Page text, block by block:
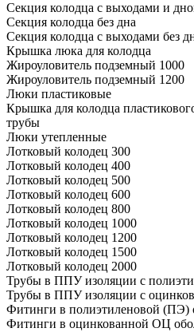
Секция колодца с выходами и
Секция колодца без дна
Секция колодца с выходами без
Крышка люка для колодца
Жироуловитель подземный 1000
Жироуловитель подземный 1200
Люки пластиковые
Крышка для колодца
трубы
Люки утепленные
Лотковый колодец 300
Лотковый колодец 400
Лотковый колодец 500
Лотковый колодец 600
Лотковый колодец 800
Лотковый колодец 1000
Лотковый колодец 1200
Лотковый колодец 1500
Лотковый колодец 2000
Трубы в ППУ изоляции с
Трубы в ППУ изоляции с
Фитинги в полиэтиленовой (ПЭ)
Фитинги в оцинкованной ОЦ